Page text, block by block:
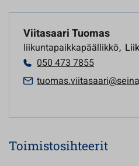
Viitasaari Tuomas
liikuntapaikkapäällikkö,
050 473 7855
Toimistosihteerit